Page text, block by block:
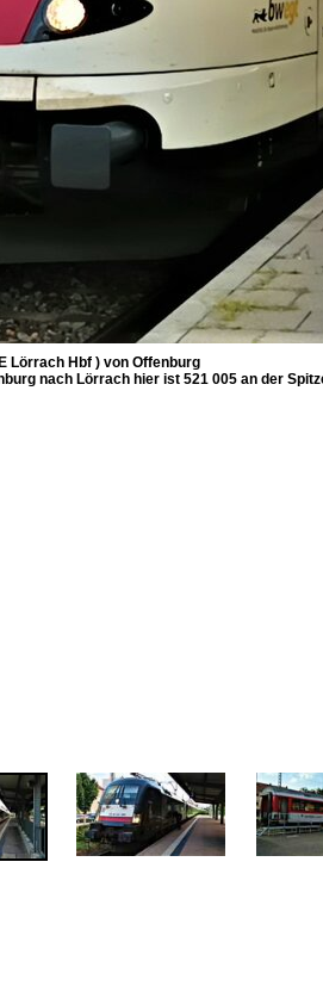
Lörrach Hbf ) von Offenburg
nach Lörrach hier ist 521 005 an der